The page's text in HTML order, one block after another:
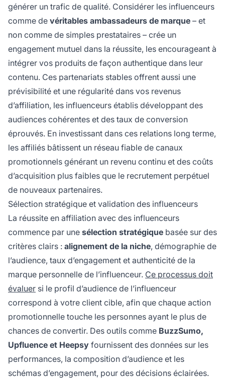
générer un trafic de qualité. Considérer les influenceurs
comme de véritables ambassadeurs de marque – et
non comme de simples prestataires – crée un
engagement mutuel dans la réussite, les encourageant à
intégrer vos produits de façon authentique dans leur
contenu. Ces partenariats stables offrent aussi une
prévisibilité et une régularité dans vos revenus
d’affiliation, les influenceurs établis développant des
audiences cohérentes et des taux de conversion
éprouvés. En investissant dans ces relations long terme,
les affiliés bâtissent un réseau fiable de canaux
promotionnels générant un revenu continu et des coûts
d’acquisition plus faibles que le recrutement perpétuel
de nouveaux partenaires.
Sélection stratégique et validation des influenceurs
La réussite en affiliation avec des influenceurs
commence par une sélection stratégique basée sur des
critères clairs : alignement de la niche, démographie de
l’audience, taux d’engagement et authenticité de la
marque personnelle de l’influenceur. Ce processus doit
évaluer si le profil d’audience de l’influenceur
correspond à votre client cible, afin que chaque action
promotionnelle touche les personnes ayant le plus de
chances de convertir. Des outils comme BuzzSumo,
Upfluence et Heepsy fournissent des données sur les
performances, la composition d’audience et les
schémas d’engagement, pour des décisions éclairées.